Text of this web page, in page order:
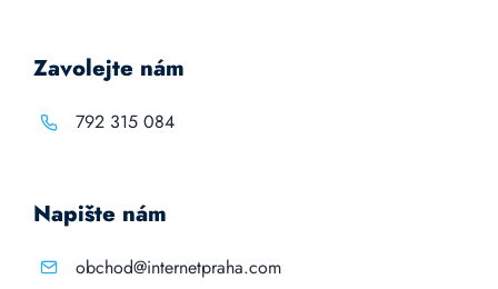
Zavolejte nám
792 315 084
Napište nám
obchod@internetpraha.com